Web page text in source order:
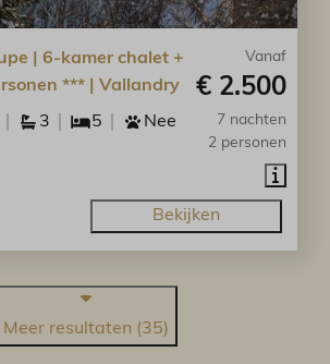
Vanaf
€ 2.500
7 nachten
2 personen
| 6-kamer chalet +
*** | Vallandry
3 5 Nee
Bekijken
Meer resultaten (35)